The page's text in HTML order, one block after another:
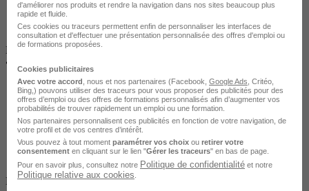
Disponible dans 111 villes
•
Salarié en poste /
Demandeur d'emploi / Entreprise
d'améliorer nos produits et rendre la navigation dans nos sites beaucoup plus
rapide et fluide.
Ces cookies ou traceurs permettent enfin de personnaliser les interfaces de
consultation et d'effectuer une présentation personnalisée des offres d'emploi ou
de formations proposées.
Cookies publicitaires
Avec votre accord , nous et nos partenaires (Facebook, Google Ads , Critéo,
Bing,) pouvons utiliser des traceurs pour vous proposer des publicités pour des
offres d’emploi ou des offres de formations personnalisés afin d’augmenter vos
probabilités de trouver rapidement un emploi ou une formation.
Nos partenaires personnalisent ces publicités en fonction de votre navigation, de
votre profil et de vos centres d’intérêt.
Vous pouvez à tout moment paramétrer vos choix ou retirer votre
consentement en cliquant sur le lien "Gérer les traceurs" en bas de page.
Pour en savoir plus, consultez notre Politique de confidentialité et notre
Politique relative aux cookies